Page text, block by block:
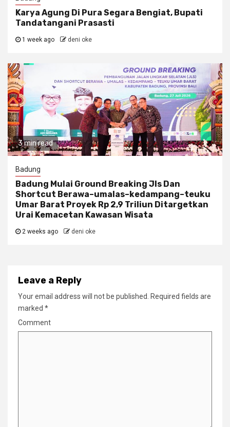
Karya Agung Di Pura Segara Bengiat, Bupati
Tandatangani Prasasti
1 week ago deni oke
3 min read
Badung
Badung Mulai Ground Breaking Jls Dan
Shortcut Berawa–umalas–kedampang–teuku
Umar Barat Proyek Rp 2,9 Triliun Ditargetkan
Urai Kemacetan Kawasan Wisata
2 weeks ago deni oke
Leave a Reply
Your email address will not be published.
Required fields are
marked *
Comment